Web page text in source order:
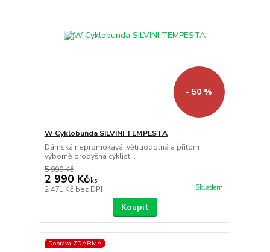
- 50 %
W Cyklobunda SILVINI TEMPESTA
Dámská nepromokavá, větruodolná a přitom
výborně prodyšná cyklist...
5 990 Kč
2 990 Kč/ks
2 471 Kč bez DPH Skladem
Koupit
Doprava ZDARMA